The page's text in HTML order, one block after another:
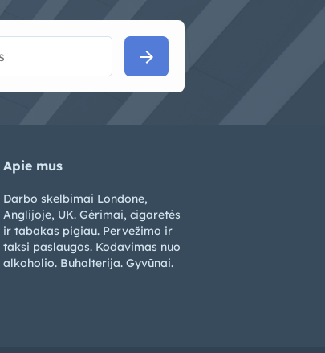
arrow_forward
Apie mus
Darbo skelbimai Londone,
Anglijoje, UK. Gėrimai, cigaretės
ir tabakas pigiau. Pervežimo ir
taksi paslaugos. Kodavimas nuo
alkoholio. Buhalterija. Gyvūnai.